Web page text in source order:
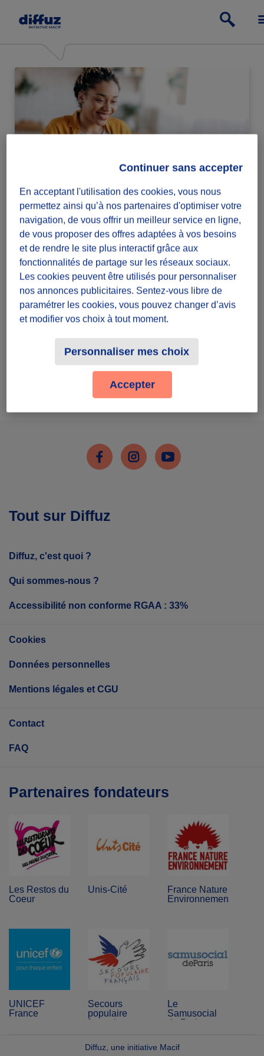
Particulier
Passe à l'action relève ou lance des défis
solidaires.
Inscris-toi
Me connecter
FacebookInstagramYoutube
Tout sur Diffuz
Diffuz, c'est quoi ?
Qui sommes-nous ?
Accessibilité non conforme RGAA : 33%
Cookies
Données personnelles
Mentions légales et CGU
Contact
FAQ
Partenaires fondateurs
Les Restos du
Coeur
Unis-Cité
France Nature
Environnement
UNICEF
France
Secours
populaire
français
Le
Samusocial
de Paris
Diffuz, une initiative Macif
En acceptant l'utilisation des cookies, vous nous
permettez ainsi qu’à nos partenaires d'optimiser votre
navigation, de vous offrir un meilleur service en ligne,
de vous proposer des offres adaptées à vos besoins
et de rendre le site plus interactif grâce aux
fonctionnalités de partage sur les réseaux sociaux.
Les cookies peuvent être utilisés pour personnaliser
nos annonces publicitaires. Sentez-vous libre de
paramétrer les cookies, vous pouvez changer d’avis
et modifier vos choix à tout moment.
Personnaliser mes choix
Continuer sans accepter
Accepter